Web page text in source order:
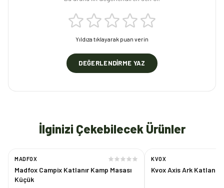
Yıldıza tıklayarak puan verin
DEĞERLENDIRME YAZ
İlginizi Çekebilecek Ürünler
MADFOX
Madfox Campix Katlanır Kamp Masası
Küçük
KVOX
Kvox Axis Ark